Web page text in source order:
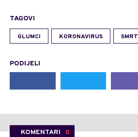
TAGOVI
GLUMCI KORONAVIRUS SMRT
PODIJELI
KOMENTARI 0